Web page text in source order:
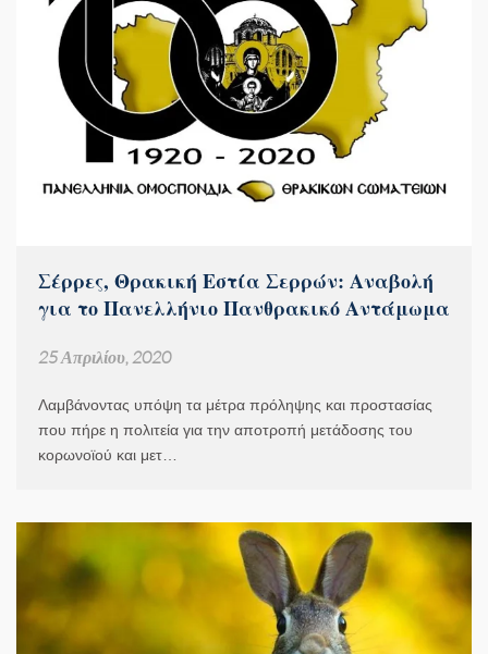
Σέρρες, Θρακική Εστία Σερρών: Αναβολή
για το Πανελλήνιο Πανθρακικό Αντάμωμα
25 Απριλίου, 2020
Λαμβάνοντας υπόψη τα μέτρα πρόληψης και προστασίας
που πήρε η πολιτεία για την αποτροπή μετάδοσης του
κορωνοϊού και μετ…